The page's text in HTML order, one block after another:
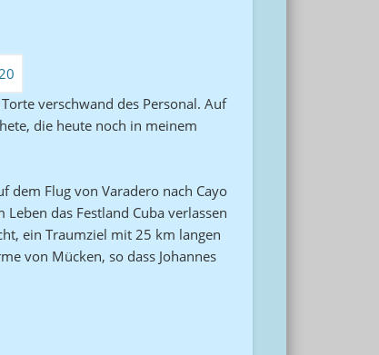
verschwand des Personal. Auf
die heute noch in meinem
dem Flug von Varadero nach Cayo
das Festland Cuba verlassen
ein Traumziel mit 25 km langen
von Mücken, so dass Johannes